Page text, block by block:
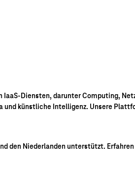
Diensten, darunter Computing,
und künstliche Intelligenz. Unsere
den Niederlanden unterstützt.